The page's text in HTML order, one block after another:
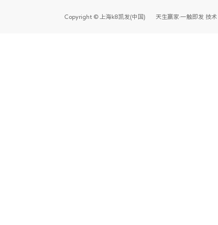
Copyright © 上海k8凯发(中国)天生赢家·一触即发